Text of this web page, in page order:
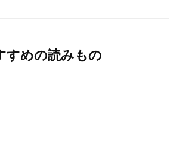
すめの読みもの